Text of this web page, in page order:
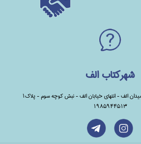
شهرکتاب الف
الف - انتهای خیابان الف - نبش کوچه سوم - پلاک1
1985944513